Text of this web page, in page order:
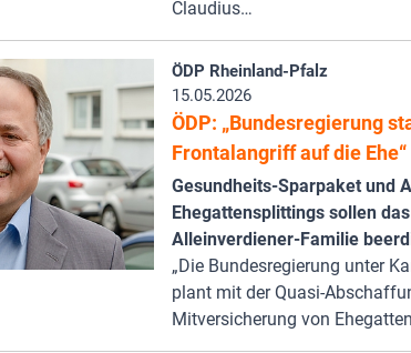
Claudius…
ÖDP Rheinland-Pfalz
15.05.2026
ÖDP: „Bundesregierung
Frontalangriff auf die Ehe“
Gesundheits-Sparpaket und
Ehegattensplittings sollen
Alleinverdiener-Familie
„Die Bundesregierung unter
plant mit der Quasi-
Mitversicherung von